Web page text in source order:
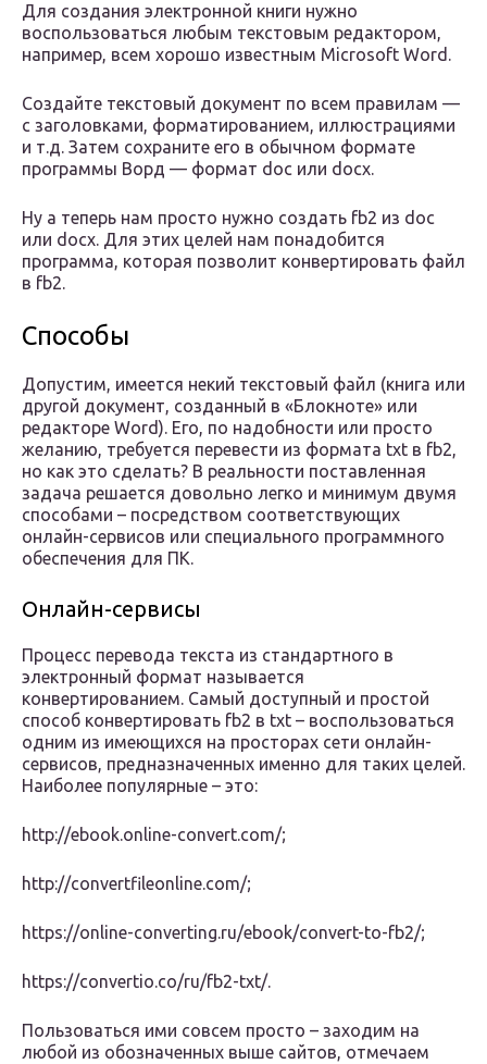
Для создания электронной книги нужно
воспользоваться любым текстовым редактором,
например, всем хорошо известным Microsoft Word.
Создайте текстовый документ по всем правилам —
с заголовками, форматированием, иллюстрациями
и т.д. Затем сохраните его в обычном формате
программы Ворд — формат doc или docx.
Ну а теперь нам просто нужно создать fb2 из doc
или docx. Для этих целей нам понадобится
программа, которая позволит конвертировать файл
в fb2.
Способы
Допустим, имеется некий текстовый файл (книга или
другой документ, созданный в «Блокноте» или
редакторе Word). Его, по надобности или просто
желанию, требуется перевести из формата txt в fb2,
но как это сделать? В реальности поставленная
задача решается довольно легко и минимум двумя
способами – посредством соответствующих
онлайн-сервисов или специального программного
обеспечения для ПК.
Онлайн-сервисы
Процесс перевода текста из стандартного в
электронный формат называется
конвертированием. Самый доступный и простой
способ конвертировать fb2 в txt – воспользоваться
одним из имеющихся на просторах сети онлайн-
сервисов, предназначенных именно для таких целей.
Наиболее популярные – это:
http://ebook.online-convert.com/;
http://convertfileonline.com/;
https://online-converting.ru/ebook/convert-to-fb2/;
https://convertio.co/ru/fb2-txt/.
Пользоваться ими совсем просто – заходим на
любой из обозначенных выше сайтов, отмечаем